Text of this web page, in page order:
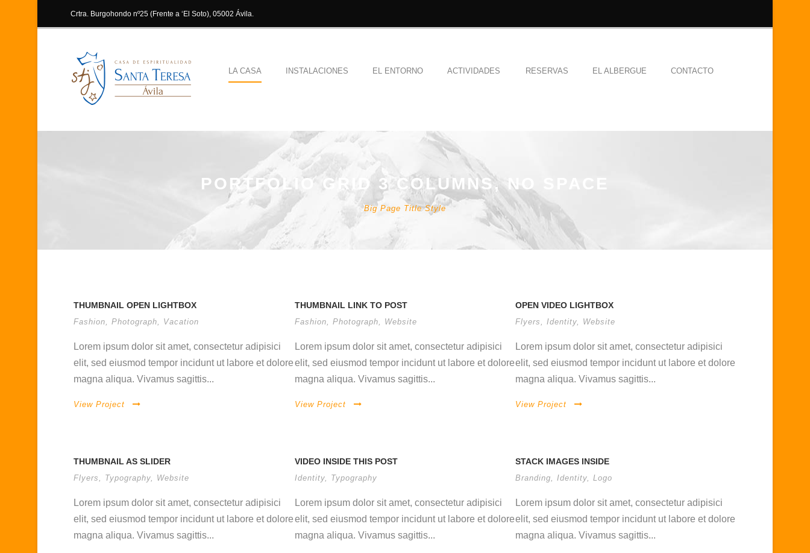
Crtra. Burgohondo nº25 (Frente a ‘El Soto), 05002 Ávila.
LA CASA INSTALACIONES EL ENTORNO ACTIVIDADES RESERVAS EL ALBERGUE CONTACTO
PORTFOLIO GRID 3 COLUMNS, NO SPACE
Big Page Title Style
THUMBNAIL OPEN LIGHTBOX
Fashion, Photograph, Vacation
Lorem ipsum dolor sit amet, consectetur adipisici
elit, sed eiusmod tempor incidunt ut labore et dolore
magna aliqua. Vivamus sagittis...
View Project
THUMBNAIL LINK TO POST
Fashion, Photograph, Website
Lorem ipsum dolor sit amet, consectetur adipisici
elit, sed eiusmod tempor incidunt ut labore et dolore
magna aliqua. Vivamus sagittis...
View Project
OPEN VIDEO LIGHTBOX
Flyers, Identity, Website
Lorem ipsum dolor sit amet, consectetur adipisici
elit, sed eiusmod tempor incidunt ut labore et dolore
magna aliqua. Vivamus sagittis...
View Project
THUMBNAIL AS SLIDER
Flyers, Typography, Website
Lorem ipsum dolor sit amet, consectetur adipisici
elit, sed eiusmod tempor incidunt ut labore et dolore
magna aliqua. Vivamus sagittis...
VIDEO INSIDE THIS POST
Identity, Typography
Lorem ipsum dolor sit amet, consectetur adipisici
elit, sed eiusmod tempor incidunt ut labore et dolore
magna aliqua. Vivamus sagittis...
STACK IMAGES INSIDE
Branding, Identity, Logo
Lorem ipsum dolor sit amet, consectetur adipisici
elit, sed eiusmod tempor incidunt ut labore et dolore
magna aliqua. Vivamus sagittis...